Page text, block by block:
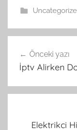
gezinmesi
Önceki yazı
İptv Alirken
Elektrikci